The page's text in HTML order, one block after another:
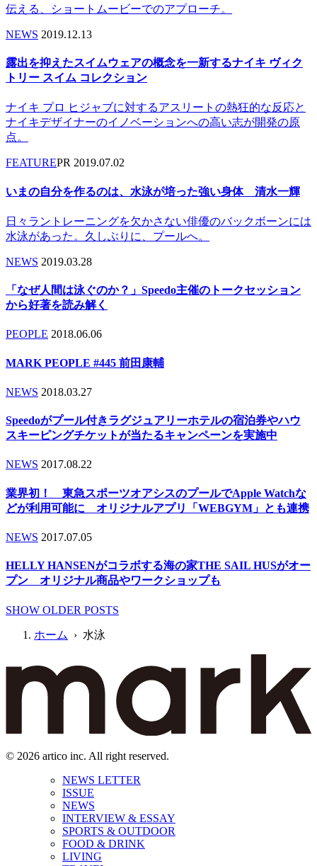
伝える、ショートムービーでのアプローチ。
NEWS 2019.12.13
露出を抑えたスイムウェアの概念を一新するナイキ ヴィク
トリー スイム コレクション
ナイキ プロ ヒジャブに対するアスリートの熱狂的な反応と
ナイキデザイナーのイノベーションへの高い志が開発の原
点。
FEATUREPR 2019.07.02
いまの自分を作るのは、水泳が培った強い身体 清水一輝
日々ラントレーニングを欠かさない俳優のバックボーンには
水泳があった。久しぶりに、プールへ。
NEWS 2019.03.28
「なぜ人間は泳ぐのか？」Speedo主催のトークセッション
から好著を読み解く
PEOPLE 2018.06.06
MARK PEOPLE #445 前田康輔
NEWS 2018.03.27
Speedoがプール付きラグジュアリーホテルの宿泊券やハウ
スキーピングチケットが当たるキャンペーンを実施中
NEWS 2017.08.22
業界初！ 東急スポーツオアシスのプールでApple Watchな
どが利用可能に オリジナルアプリ「WEBGYM」とも連携
NEWS 2017.07.05
HELLY HANSENがコラボする海の家THE SAIL HUSがオー
プン オリジナル商品やワークショップも
SHOW OLDER POSTS
ホーム › 水泳
© 2026 artico inc. All right reserved.
NEWS LETTER
ISSUE
NEWS
INTERVIEW & ESSAY
SPORTS & OUTDOOR
FOOD & DRINK
LIVING